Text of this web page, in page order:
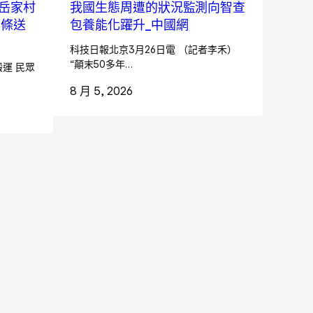
家村
送
民眾
我國生態周遭的狀況監測向智查
包養能化躍升_中國網
科技日報北京3月26日電 （記者李禾）
“顛末50多年…
8 月 5, 2026